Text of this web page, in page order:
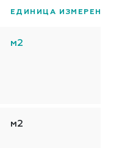
ЕДИНИЦА ИЗМЕРЕНИЯ
м2
м2